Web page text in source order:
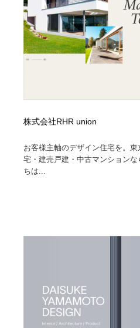
株式会社RHR union
お客様主軸のデザイン住宅を。
宅・建売戸建・中古マンション
ちは...